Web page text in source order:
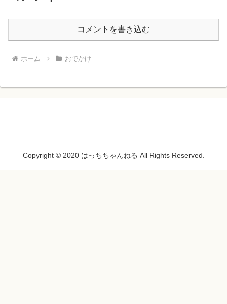
コメントを書き込む
ホーム おでかけ
Copyright © 2020 はっちちゃんねる All Rights Reserved.